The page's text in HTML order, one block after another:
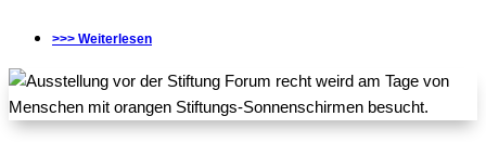
>>> Weiterlesen